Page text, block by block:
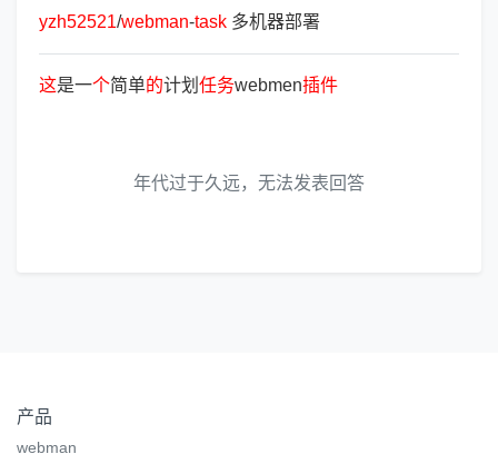
yzh52521/webman-task 多机器部署
这是一个简单的计划 任务webmen插件
年代过于久远，无法发表回答
产品
webman